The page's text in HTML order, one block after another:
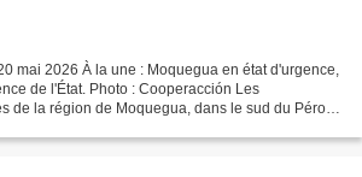
mai 2026 À la une : Moquegua en état d'urgence,
de l'État. Photo : Cooperacción Les
de la région de Moquegua, dans le sud du Pérou,